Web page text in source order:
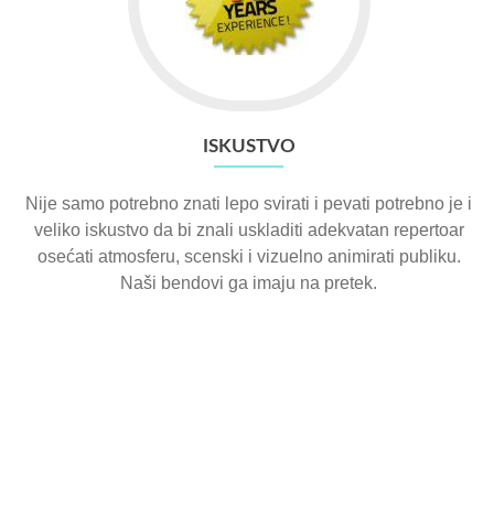
ISKUSTVO
Nije samo potrebno znati lepo svirati i pevati potrebno je i
veliko iskustvo da bi znali uskladiti adekvatan repertoar
osećati atmosferu, scenski i vizuelno animirati publiku.
Naši bendovi ga imaju na pretek.